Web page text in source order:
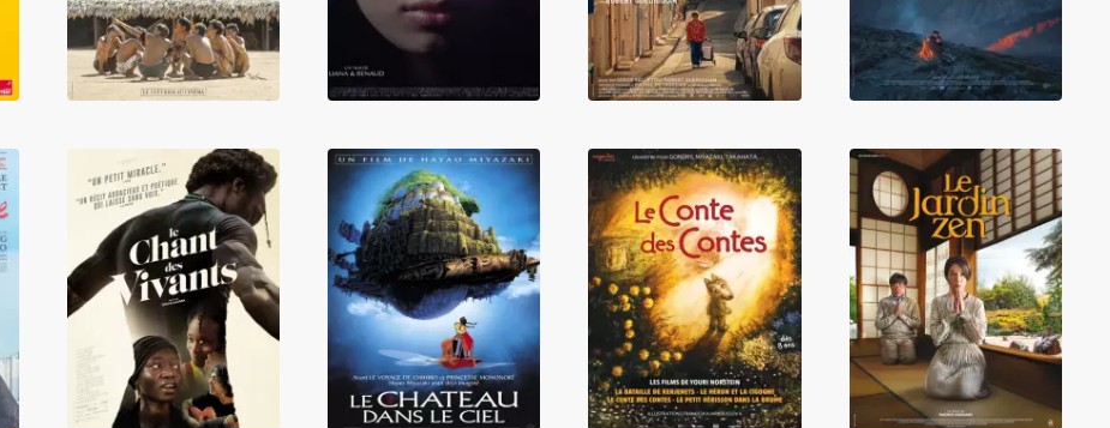
Le Chant des
vivants
Le Château dans
le Ciel
Le Conte des
contes, les films
de Youri
Norstein
Le Jardin zen